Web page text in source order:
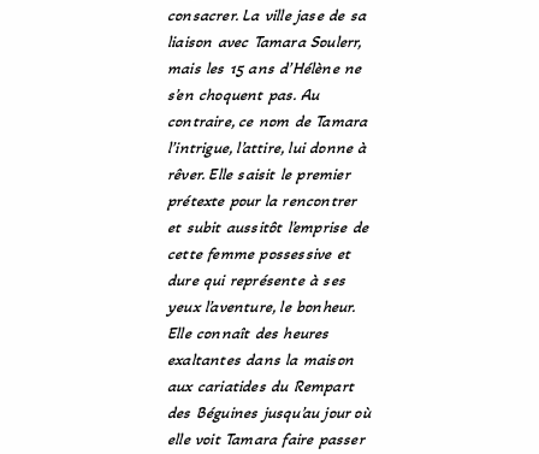
consacrer. La ville jase de sa
liaison avec Tamara Soulerr,
mais les 15 ans d’Hélène ne
s’en choquent pas. Au
contraire, ce nom de Tamara
l’intrigue, l’attire, lui donne à
rêver. Elle saisit le premier
prétexte pour la rencontrer
et subit aussitôt l’emprise de
cette femme possessive et
dure qui représente à ses
yeux l’aventure, le bonheur.
Elle connaît des heures
exaltantes dans la maison
aux cariatides du Rempart
des Béguines jusqu’au jour où
elle voit Tamara faire passer